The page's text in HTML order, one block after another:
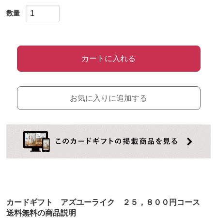
数量
カートに入れる
お気に入りに追加する
カードギフト アズユーライク ２５，８００円コース
送料無料の商品説明